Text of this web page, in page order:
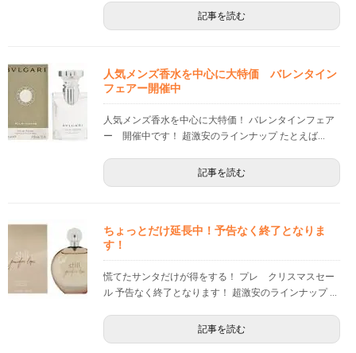
記事を読む
人気メンズ香水を中心に大特価 バレンタイン
フェアー開催中
人気メンズ香水を中心に大特価！ バレンタインフェア
ー 開催中です！ 超激安のラインナップ たとえば...
記事を読む
ちょっとだけ延長中！予告なく終了となりま
す！
慌てたサンタだけが得をする！ プレ クリスマスセー
ル 予告なく終了となります！ 超激安のラインナップ ...
記事を読む